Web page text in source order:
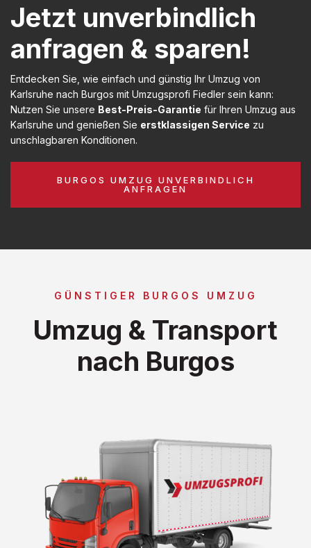
Jetzt unverbindlich
anfragen & sparen!
Entdecken Sie, wie einfach und günstig Ihr Umzug von
Karlsruhe nach Burgos mit Umzugsprofi Fiedler sein kann:
Nutzen Sie unsere Best-Preis-Garantie für Ihren Umzug aus
Karlsruhe und genießen Sie erstklassigen Service zu
unschlagbaren Konditionen.
BURGOS UMZUG UNVERBINDLICH
ANFRAGEN
GÜNSTIGER BURGOS UMZUG
Umzug & Transport
nach Burgos